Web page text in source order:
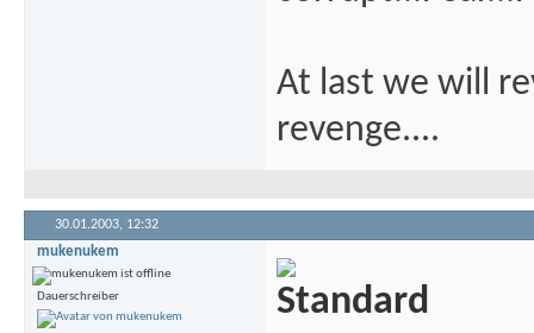
At last we will
revenge....
30.01.2003, 12:32
mukenukem
Dauerschreiber